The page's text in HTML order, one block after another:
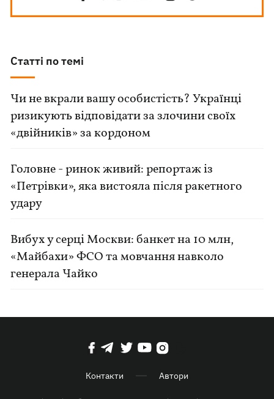
Статті по темі
Чи не вкрали вашу особистість? Українці
ризикують відповідати за злочини своїх
«двійників» за кордоном
Головне - ринок живий: репортаж із
«Петрівки», яка вистояла після ракетного
удару
Вибух у серці Москви: банкет на 10 млн,
«Майбахи» ФСО та мовчання навколо
генерала Чайко
Контакти Автори